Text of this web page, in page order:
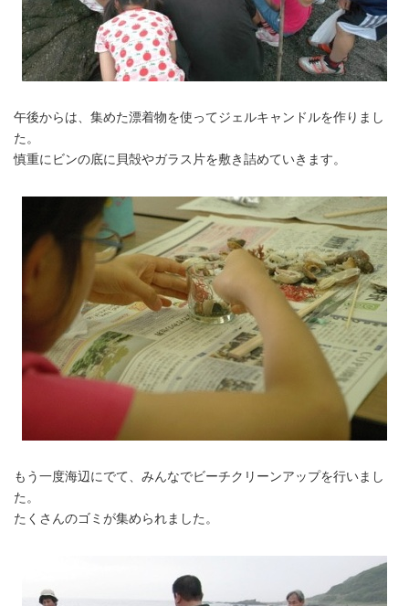
午後からは、集めた漂着物を使ってジェルキャンドルを作りまし
た。
慎重にビンの底に貝殻やガラス片を敷き詰めていきます。
もう一度海辺にでて、みんなでビーチクリーンアップを行いまし
た。
たくさんのゴミが集められました。